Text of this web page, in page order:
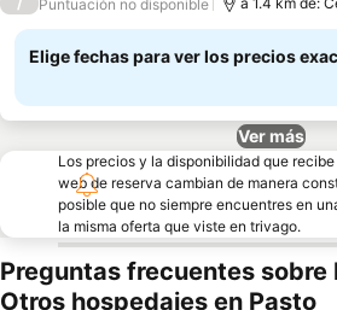
Puntuación no disponible
Elige fechas para ver los precios
Ver más
Los precios y la disponibilidad que
web de reserva cambian de manera
posible que no siempre encuentres en
la misma oferta que viste en trivago.
Preguntas frecuentes sobre
Otros hospedajes en Pasto